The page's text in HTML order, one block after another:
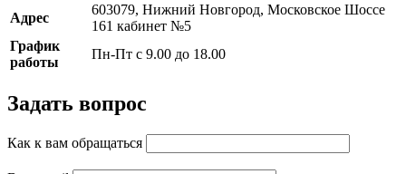
Адрес
603079, Нижний Новгород, Московское Шоссе
161 кабинет №5
График
работы
Пн-Пт с 9.00 до 18.00
Задать вопрос
Как к вам обращаться